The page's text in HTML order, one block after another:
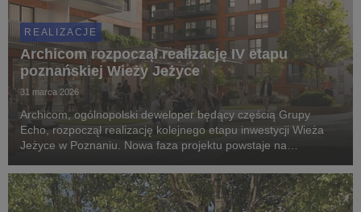
REALIZACJE
Archicom rozpoczął realizację IV etapu
poznańskiej Wieży Jeżyce
31 marca 2026
Archicom, ogólnopolski deweloper będący częścią Grupy
Echo, rozpoczął realizację kolejnego etapu inwestycji Wieża
Jeżyce w Poznaniu. Nowa faza projektu powstaje na
miejscu, w którym przez lata wytwarzano wodomierz...